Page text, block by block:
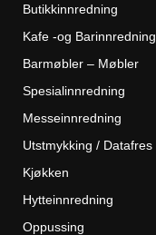
Butikkinnredning
Kafe -og Barinnredning
Barmøbler – Møbler
Spesialinnredning
Messeinnredning
Utstmykking / Datafres
Kjøkken
Hytteinnredning
Oppussing